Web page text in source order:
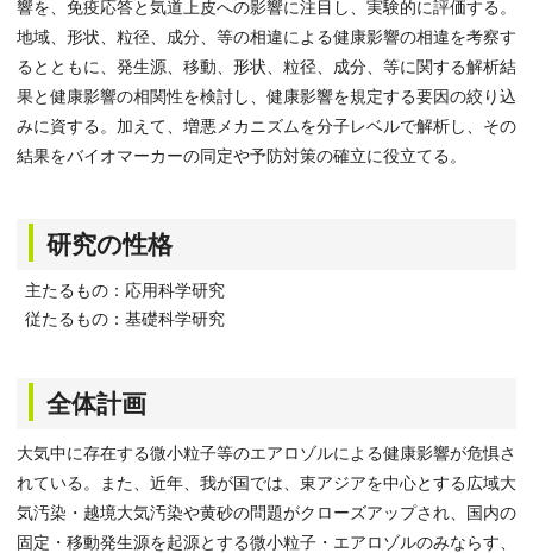
響を、免疫応答と気道上皮への影響に注目し、実験的に評価する。
地域、形状、粒径、成分、等の相違による健康影響の相違を考察す
るとともに、発生源、移動、形状、粒径、成分、等に関する解析結
果と健康影響の相関性を検討し、健康影響を規定する要因の絞り込
みに資する。加えて、増悪メカニズムを分子レベルで解析し、その
結果をバイオマーカーの同定や予防対策の確立に役立てる。
研究の性格
主たるもの：応用科学研究
従たるもの：基礎科学研究
全体計画
大気中に存在する微小粒子等のエアロゾルによる健康影響が危惧さ
れている。また、近年、我が国では、東アジアを中心とする広域大
気汚染・越境大気汚染や黄砂の問題がクローズアップされ、国内の
固定・移動発生源を起源とする微小粒子・エアロゾルのみならす、